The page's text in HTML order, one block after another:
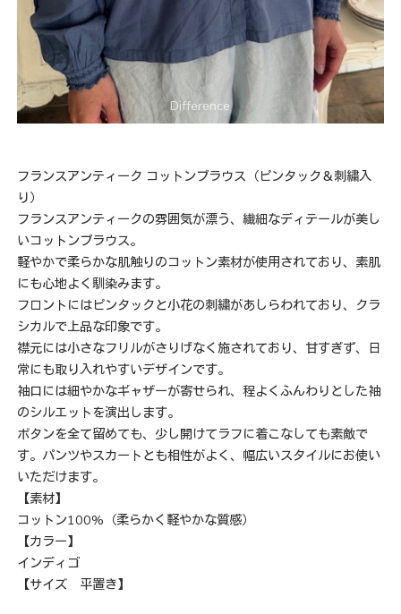
フランスアンティーク コットンブラウス（ピンタック＆刺繍入
り）
フランスアンティークの雰囲気が漂う、繊細なディテールが美し
いコットンブラウス。
軽やかで柔らかな肌触りのコットン素材が使用されており、素肌
にも心地よく馴染みます。
フロントにはピンタックと小花の刺繍があしらわれており、クラ
シカルで上品な印象です。
襟元には小さなフリルがさりげなく施されており、甘すぎず、日
常にも取り入れやすいデザインです。
袖口には細やかなギャザーが寄せられ、程よくふんわりとした袖
のシルエットを演出します。
ボタンを全て留めても、少し開けてラフに着こなしても素敵で
す。パンツやスカートとも相性がよく、幅広いスタイルにお使い
いただけます。
【素材】
コットン100%（柔らかく軽やかな質感）
【カラー】
インディゴ
【サイズ 平置き】